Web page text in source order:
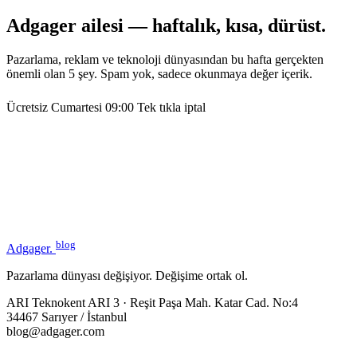
Adgager ailesi — haftalık, kısa, dürüst.
Pazarlama, reklam ve teknoloji dünyasından bu hafta gerçekten
önemli olan 5 şey. Spam yok, sadece okunmaya değer içerik.
Ücretsiz Cumartesi 09:00 Tek tıkla iptal
Adgager. blog
Pazarlama dünyası değişiyor. Değişime ortak ol.
ARI Teknokent ARI 3 · Reşit Paşa Mah. Katar Cad. No:4
34467 Sarıyer / İstanbul
blog@adgager.com